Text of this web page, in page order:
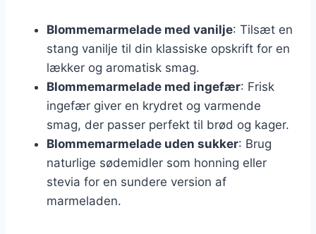
Blommemarmelade med vanilje: Tilsæt en
stang vanilje til din klassiske opskrift for en
lækker og aromatisk smag.
Blommemarmelade med ingefær: Frisk
ingefær giver en krydret og varmende
smag, der passer perfekt til brød og kager.
Blommemarmelade uden sukker: Brug
naturlige sødemidler som honning eller
stevia for en sundere version af
marmeladen.